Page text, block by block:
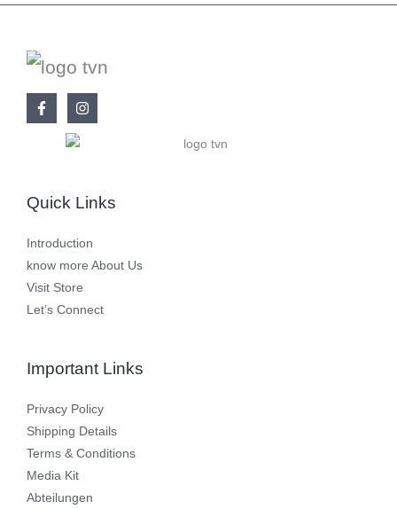
Quick Links
Introduction
know more About Us
Visit Store
Let’s Connect
Important Links
Privacy Policy
Shipping Details
Terms & Conditions
Media Kit
Abteilungen